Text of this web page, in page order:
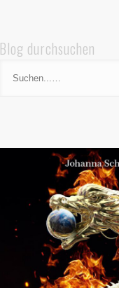
Blog durchsuchen